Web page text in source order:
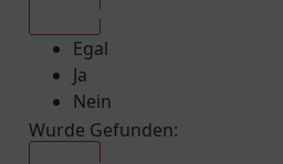
Egal
Ja
Nein
Wurde Gefunden: